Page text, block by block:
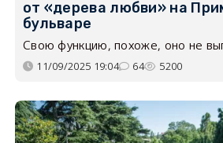
от «дерева любви» на
бульваре
Свою функцию, похоже, оно не
11/09/2025 19:04 64 5200